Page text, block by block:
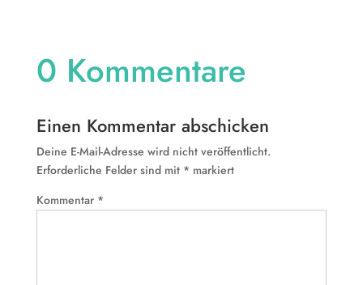
0 Kommentare
Einen Kommentar abschicken
Deine E-Mail-Adresse wird nicht veröffentlicht.
Erforderliche Felder sind mit * markiert
Kommentar *